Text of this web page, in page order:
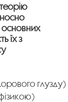
основних
їх з
глузду)